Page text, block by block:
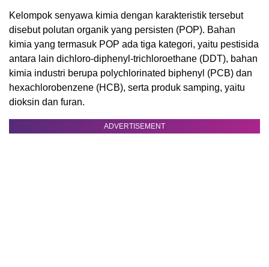
Kelompok senyawa kimia dengan karakteristik tersebut
disebut polutan organik yang persisten (POP). Bahan
kimia yang termasuk POP ada tiga kategori, yaitu pestisida
antara lain dichloro-diphenyl-trichloroethane (DDT), bahan
kimia industri berupa polychlorinated biphenyl (PCB) dan
hexachlorobenzene (HCB), serta produk samping, yaitu
dioksin dan furan.
ADVERTISEMENT